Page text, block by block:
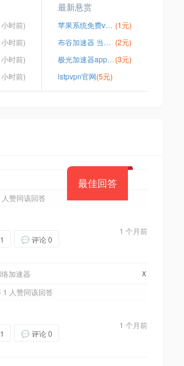
时前)
时前)
时前)
时前)
最新悬赏
苹果系统免费vp n (1元)
布谷加速器 当前设备时间错误 (2元)
极光加速器app下载安装(3元)
lstpvpn官网(5元)
最佳回答
赞同该回答
1 个月前
1 评论 0
加速器 x
1 人赞同该回答
1 个月前
1 评论 0